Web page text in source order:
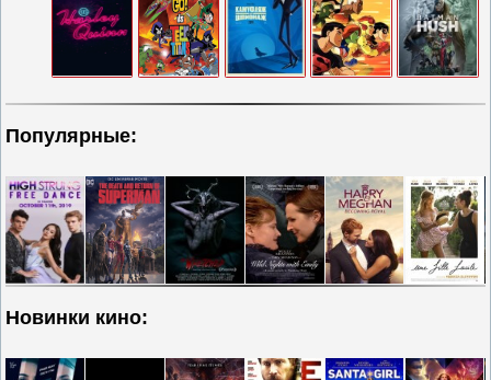
Популярные:
Новинки кино: